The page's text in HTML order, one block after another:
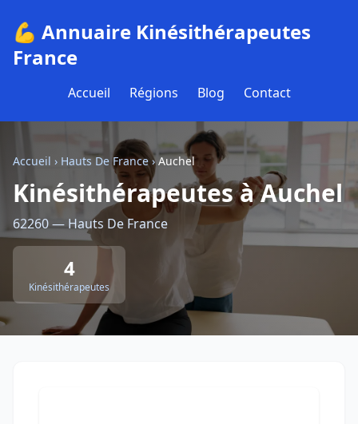
💪 Annuaire Kinésithérapeutes
France
Accueil Régions Blog Contact
Accueil › Hauts De France›Auchel
Kinésithérapeutes à Auchel
62260 — Hauts De France
4
Kinésithérapeutes